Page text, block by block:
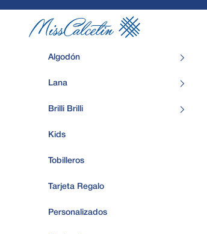
MissCalcetin
Algodón
Lana
Brilli Brilli
Kids
Tobilleros
Tarjeta Regalo
Personalizados